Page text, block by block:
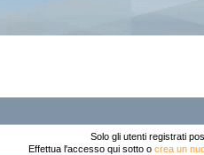
Solo gli utenti registrati
Effettua l'accesso qui sotto o crea un